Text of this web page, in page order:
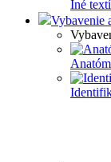
Iné
Vybavenie